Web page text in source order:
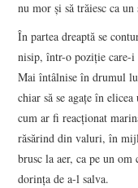
nu mor și să trăiesc ca
În partea dreaptă se
nisip, într-o poziție care-i
Mai întâlnise în drumul
chiar să se agațe în
cum ar fi reacționat
răsărind din valuri, în
brusc la aer, ca pe un
dorința de a-l salva.